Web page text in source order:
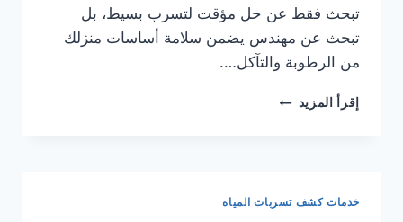
تبحث فقط عن حل مؤقت لتسرب بسيط، بل
تبحث عن مهندس يضمن سلامة أساسات منزلك
من الرطوبة والتآكل….
إقرأ المزيد سباك
بضمان
خدمات كشف تسربات المياه